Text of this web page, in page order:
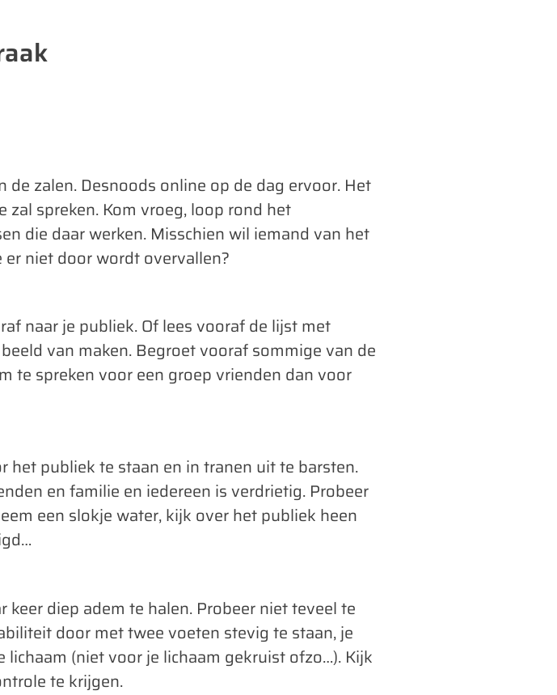
zalen. Desnoods online op de dag ervoor. Het
spreken. Kom vroeg, loop rond het
die daar werken. Misschien wil iemand van het
niet door wordt overvallen?
naar je publiek. Of lees vooraf de lijst met
van maken. Begroet vooraf sommige van de
te spreken voor een groep vrienden dan voor
het publiek te staan en in tranen uit te barsten.
en familie en iedereen is verdrietig. Probeer
een slokje water, kijk over het publiek heen
diep adem te halen. Probeer niet teveel te
door met twee voeten stevig te staan, je
(niet voor je lichaam gekruist ofzo…). Kijk
te krijgen.